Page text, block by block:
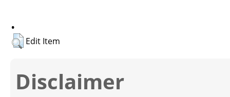
.
Edit Item
Disclaimer